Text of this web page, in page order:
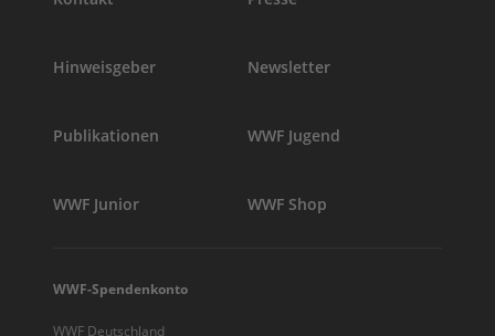
Hinweisgeber Newsletter
Publikationen WWF Jugend
WWF Junior WWF Shop
WWF-Spendenkonto
WWF Deutschland